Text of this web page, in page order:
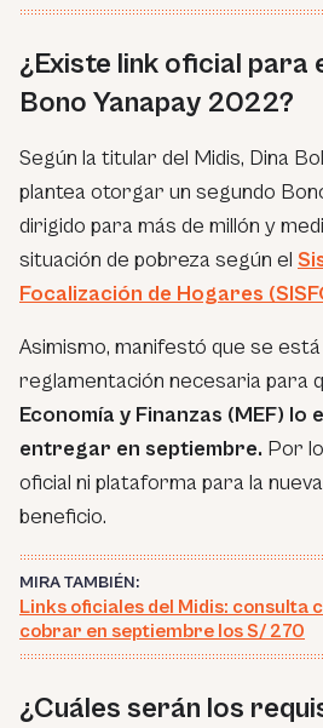
¿Existe link oficial para
Bono Yanapay 2022?
Según la titular del Midis, Dina
plantea otorgar un segundo
dirigido para más de millón y
situación de pobreza según el
Focalización de Hogares
Asimismo, manifestó que se
reglamentación necesaria para
Economía y Finanzas (MEF) lo
entregar en septiembre. Por
oficial ni plataforma para la
beneficio.
MIRA TAMBIÉN:
Links oficiales del Midis: consulta
cobrar en septiembre los S/ 270
¿Cuáles serán los